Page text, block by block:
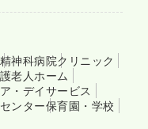
精神科病院クリニック
老人ホーム
・デイサービス
ンター保育園・学校